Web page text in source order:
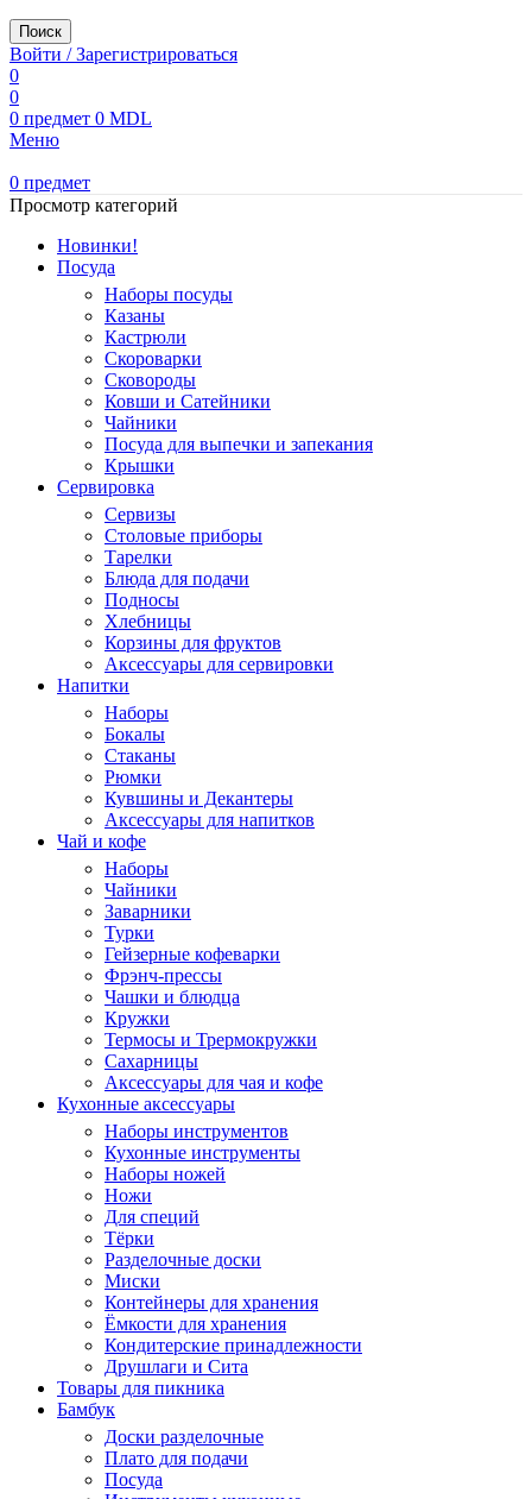
Поиск
Войти / Зарегистрироваться
0
0
0 предмет 0 MDL
Меню
0 предмет
Просмотр категорий
Новинки!
Посуда
Наборы посуды
Казаны
Кастрюли
Скороварки
Сковороды
Ковши и Сатейники
Чайники
Посуда для выпечки и запекания
Крышки
Сервировка
Сервизы
Столовые приборы
Тарелки
Блюда для подачи
Подносы
Хлебницы
Корзины для фруктов
Аксессуары для сервировки
Напитки
Наборы
Бокалы
Стаканы
Рюмки
Кувшины и Декантеры
Аксессуары для напитков
Чай и кофе
Наборы
Чайники
Заварники
Турки
Гейзерные кофеварки
Фрэнч-прессы
Чашки и блюдца
Кружки
Термосы и Трермокружки
Сахарницы
Аксессуары для чая и кофе
Кухонные аксессуары
Наборы инструментов
Кухонные инструменты
Наборы ножей
Ножи
Для специй
Тёрки
Разделочные доски
Миски
Контейнеры для хранения
Ёмкости для хранения
Кондитерские принадлежности
Друшлаги и Сита
Товары для пикника
Бамбук
Доски разделочные
Плато для подачи
Посуда